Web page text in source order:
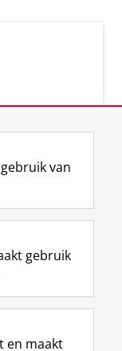
I
n
t
r
m
Y
o
T
e
k
van
gebruik
en maakt